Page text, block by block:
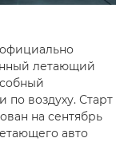
летающий
по воздуху. Старт
на сентябрь
авто